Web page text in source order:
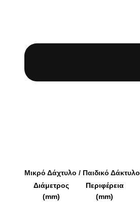
Μικρό Δάχτυλο / Παιδικό Δάκτυλο
Διάμετρος
(mm)
Περιφέρεια
(mm)